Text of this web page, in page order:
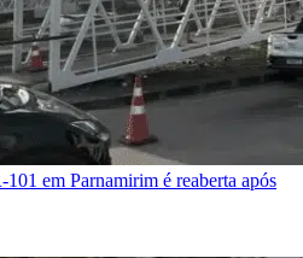
101 em Parnamirim é reaberta após